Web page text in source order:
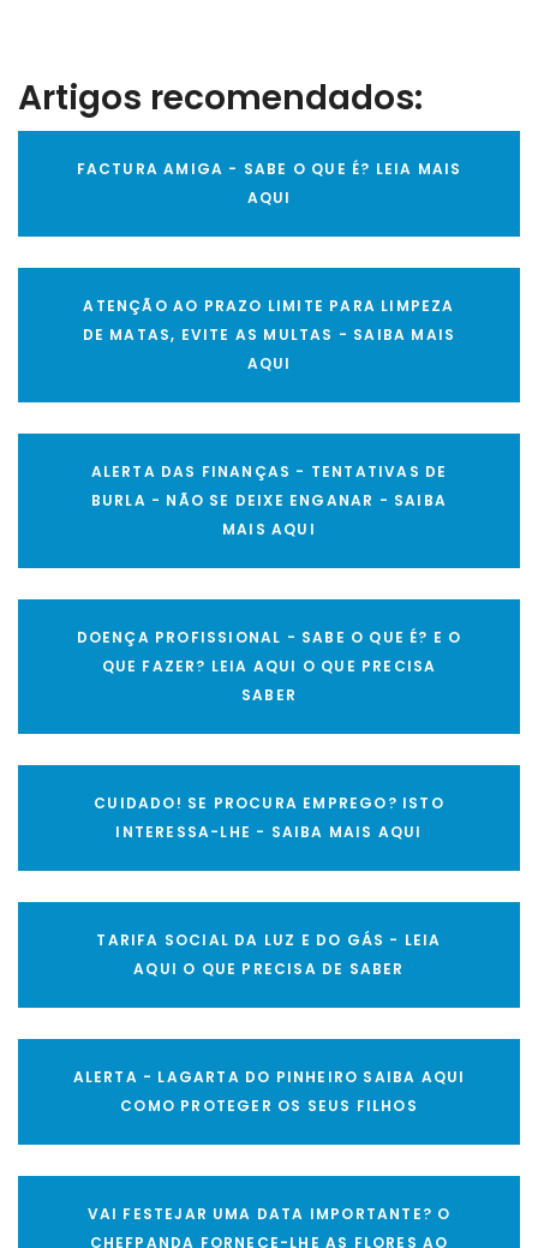
Artigos recomendados:
FACTURA AMIGA - SABE O QUE É? LEIA MAIS
AQUI
ATENÇÃO AO PRAZO LIMITE PARA LIMPEZA
DE MATAS, EVITE AS MULTAS - SAIBA MAIS
AQUI
ALERTA DAS FINANÇAS - TENTATIVAS DE
BURLA - NÃO SE DEIXE ENGANAR - SAIBA
MAIS AQUI
DOENÇA PROFISSIONAL - SABE O QUE É? E O
QUE FAZER? LEIA AQUI O QUE PRECISA
SABER
CUIDADO! SE PROCURA EMPREGO? ISTO
INTERESSA-LHE - SAIBA MAIS AQUI
TARIFA SOCIAL DA LUZ E DO GÁS - LEIA
AQUI O QUE PRECISA DE SABER
ALERTA - LAGARTA DO PINHEIRO SAIBA AQUI
COMO PROTEGER OS SEUS FILHOS
VAI FESTEJAR UMA DATA IMPORTANTE? O
CHEFPANDA FORNECE-LHE AS FLORES AO